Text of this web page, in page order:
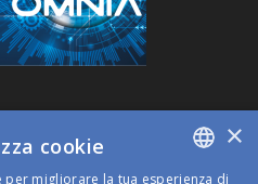
×
cookie
migliorare la tua esperienza di